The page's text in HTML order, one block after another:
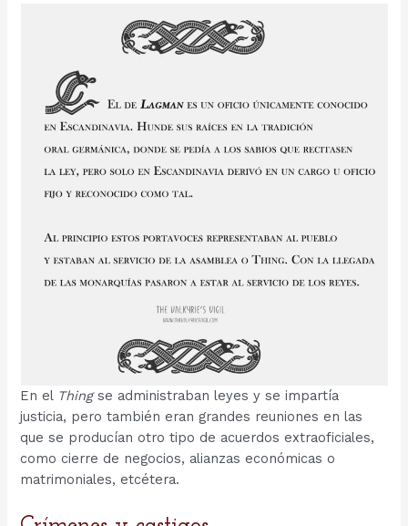
En el Thingse administraban leyes y se impartía
justicia, pero también eran grandes reuniones en las
que se producían otro tipo de acuerdos extraoficiales,
como cierre de negocios, alianzas económicas o
matrimoniales, etcétera.